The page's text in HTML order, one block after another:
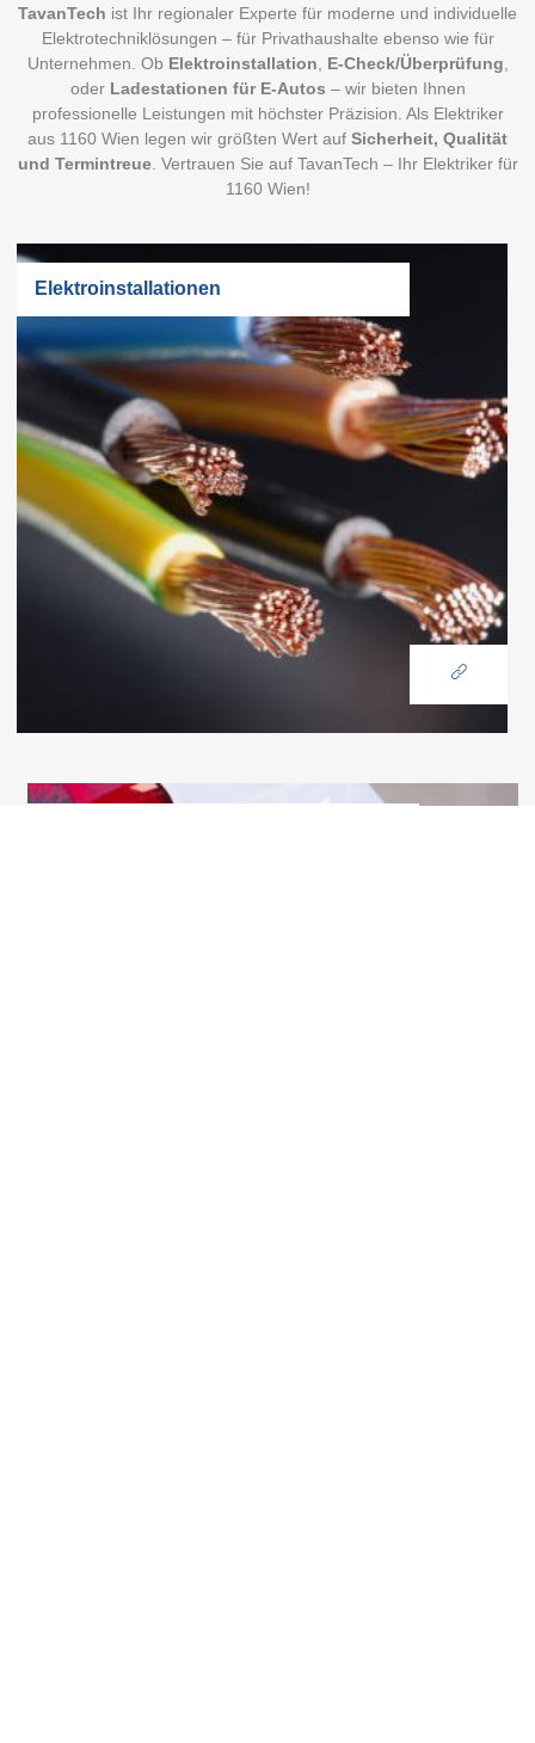
TavanTech ist Ihr regionaler Experte für moderne und individuelle
Elektrotechniklösungen – für Privathaushalte ebenso wie für
Unternehmen. Ob Elektroinstallation E-Check/Überprüfung
oder Ladestationen für E-Autos – wir bieten Ihnen
professionelle Leistungen mit höchster Präzision. Als Elektriker
aus 1160 Wien legen wir größten Wert auf Sicherheit, Qualität
und Termintreue. Vertrauen Sie auf TavanTech – Ihr Elektriker für
1160 Wien!
Elektroinstallationen